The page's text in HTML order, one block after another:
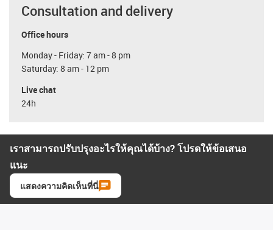
Consultation and delivery
Office hours
Monday - Friday: 7 am - 8 pm
Saturday: 8 am - 12 pm
Live chat
24h
เราสามารถปรับปรุงอะไรให้คุณได้บ้าง? โปรดให้ข้อเสนอ
แนะ
แสดงความคิดเห็นที่นี่